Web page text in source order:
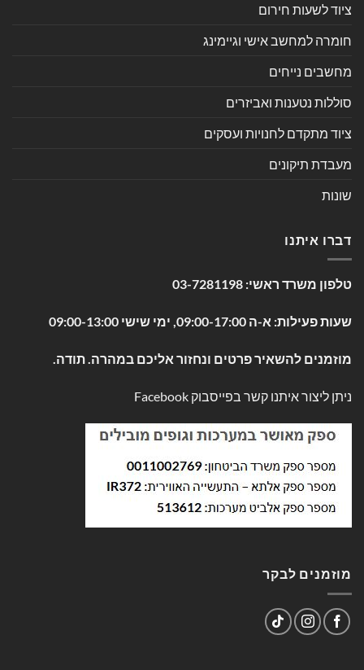
ציוד לשעות חירום
חומרה למחשב אישי וגיימינג
מחשבים נייחים
סוללות נטענות ואביזרים
ציוד מתקדם לחנויות ועסקים
מעבדת תיקונים
שונות
דברו איתנו
טלפון משרד ראשי: 03-7281198
שעות פעילות: א-ה 09:00-17:00, ימי שישי 09:00-13:00
מוזמנים להשאיר פרטים ונחזור אליכם במהרה. תודה.
ניתן ליצור איתנו קשר בפייסבוק Facebook
מוזמנים לבקר